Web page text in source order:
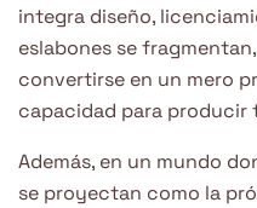
integra diseño,
eslabones se
convertirse en un mero
capacidad para
Además, en un mundo
se proyectan como la